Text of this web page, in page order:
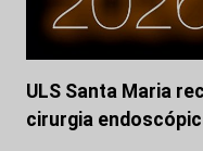
ULS Santa Maria
cirurgia